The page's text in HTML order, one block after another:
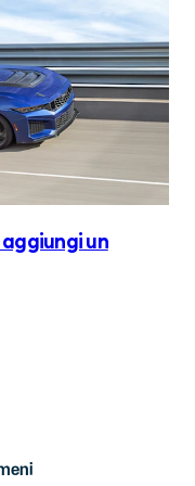
aggiungi un